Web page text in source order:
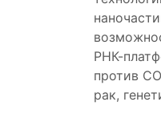
РНК-
против
рак,